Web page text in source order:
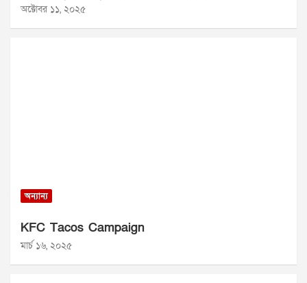
অক্টোবর ১১, ২০২৫
অন্যান্য
KFC Tacos Campaign
মার্চ ১৬, ২০২৫